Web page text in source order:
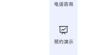
电话咨询
预约演示